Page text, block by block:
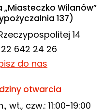
„Miasteczko Wilanów”
137)
14
642 24 26
do nas
otwarcia
wt., czw.: 11:00-19:00